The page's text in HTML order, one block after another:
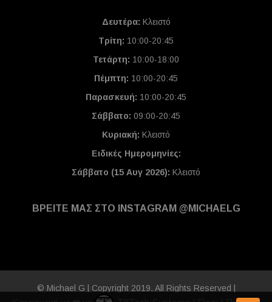
Δευτέρα: Κλειστό
Τρίτη: 10:00-20:45
Τετάρτη: 10:00-18:00
Πέμπτη: 10:00-20:45
Παρασκευή: 10:00-20:45
Σάββατο: 09:00-20:45
Κυριακή: Κλειστό
Ειδικές Ημερομηνίες:
Σάββατο (15 Αυγ 2026): Κλειστό
ΒΡΕΙΤΕ ΜΑΣ ΣΤΟ INSTAGRAM @MICHAELG
© Michael G | Copyright 2019. All Rights Reserved |